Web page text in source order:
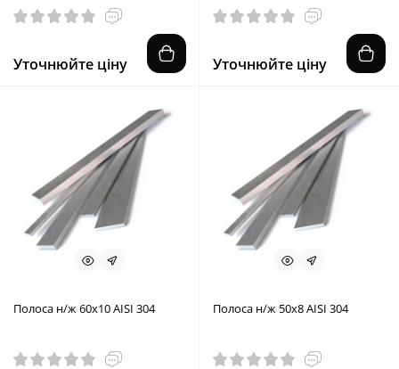
Уточнюйте ціну Уточнюйте ціну
Полоса н/ж 60х10 AISI 304 Полоса н/ж 50х8 AISI 304